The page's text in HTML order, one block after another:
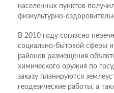
населенных пунктов
физкультурно-
В 2010 году согласно
социально-бытовой сферы
районов размещения
химического оружия по
заказу планируются
геодезические работы, а